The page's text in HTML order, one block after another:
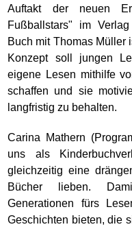
Auftakt der neuen
Fußballstars" im
Buch mit Thomas Müller
Konzept soll jungen
eigene Lesen mithilfe
schaffen und sie
langfristig zu behalten.
Carina Mathern
uns als
gleichzeitig eine
Bücher lieben.
Generationen fürs
Geschichten bieten, die